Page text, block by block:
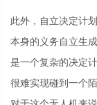
此外，自立决定计
本身的义务自立生
是一个复杂的决定
很难实现碰到一个